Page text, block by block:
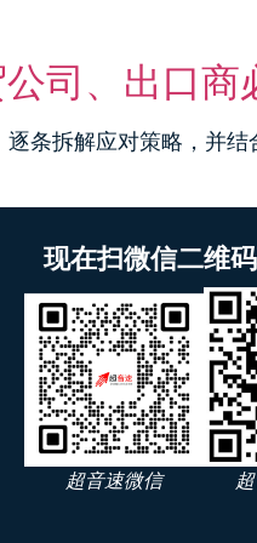
司、出口商
条拆解应对策略，并
现在扫微信二维
超音速微信